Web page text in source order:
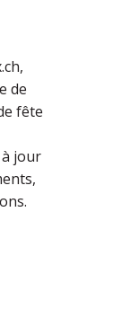
de
fête
jour